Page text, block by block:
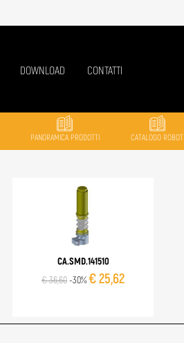
DOWNLOAD CONTATTI
PANORAMICA PRODOTTI CATALOGO ROBOT
CA.SMD.141510
€ 36,60-30%€ 25,62